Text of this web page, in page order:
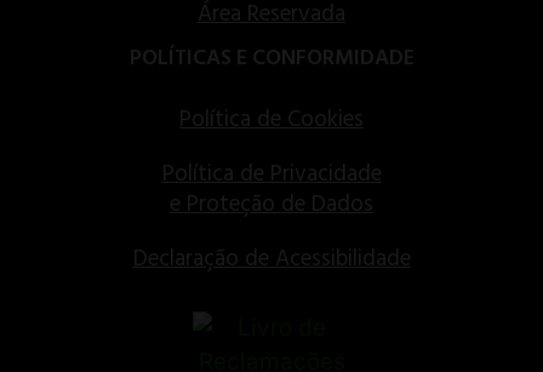
Área Reservada
POLÍTICAS E CONFORMIDADE
Política de Cookies
Política de Privacidade
e Proteção de Dados
Declaração de Acessibilidade